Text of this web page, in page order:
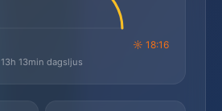
☼ 18:16
13h 13min dagsljus